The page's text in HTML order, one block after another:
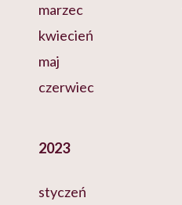
marzec
kwiecień
maj
czerwiec
2023
styczeń